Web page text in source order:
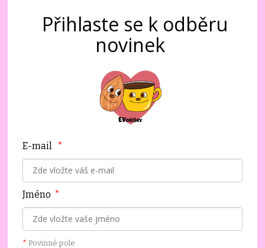
Přihlaste se k odběru
novinek
E-mail *
Jméno *
* Povinné pole